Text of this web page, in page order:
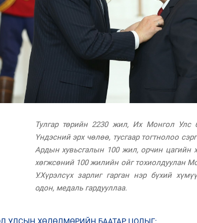
Тулгар төрийн 2230 жил, Их Монгол Улс
Үндэсний эрх чөлөө, тусгаар тогтнолоо
Ардын хувьсгалын 100 жил, орчин цагийн
хөгжсөний 100 жилийн ойг тохиолдуулан
У.Хүрэлсүх зарлиг гарган нэр бүхий
одон, медаль гардууллаа.